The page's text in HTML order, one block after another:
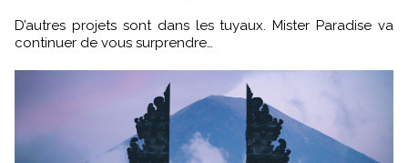
D’autres projets sont dans les tuyaux. Mister Paradise va
continuer de vous surprendre…